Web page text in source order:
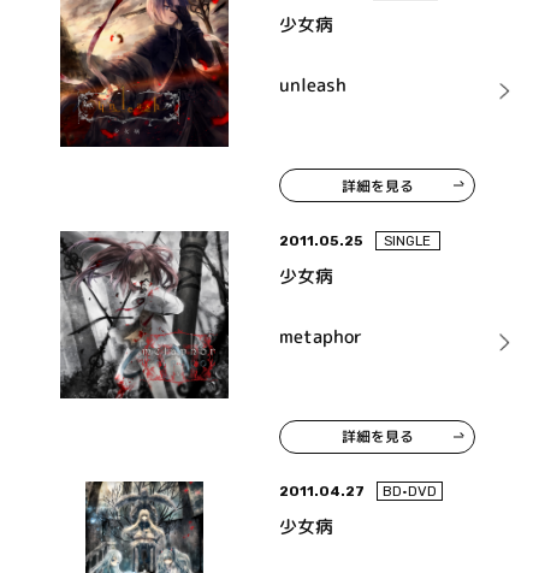
少女病
unleash
詳細を見る
2011.05.25 SINGLE
少女病
metaphor
詳細を見る
2011.04.27 BD•DVD
少女病